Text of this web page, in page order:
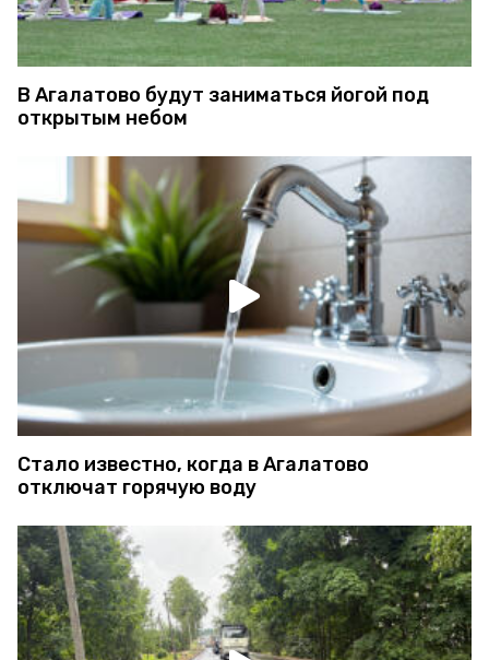
В Агалатово будут заниматься йогой под
открытым небом
Стало известно, когда в Агалатово
отключат горячую воду